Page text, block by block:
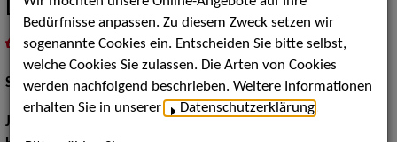
Daniel Baaden
als PDF speichern
inMeine Merklistelegen
Schauspiel:Film und TV
Jahrgang:
Bedürfnisse anpassen. Zu diesem Zweck setzen wir
sogenannte Cookies ein. Entscheiden Sie bitte selbst,
welche Cookies Sie zulassen. Die Arten von Cookies
werden nachfolgend beschrieben. Weitere Informationen
erhalten Sie in unserer
Datenschutzerklärung